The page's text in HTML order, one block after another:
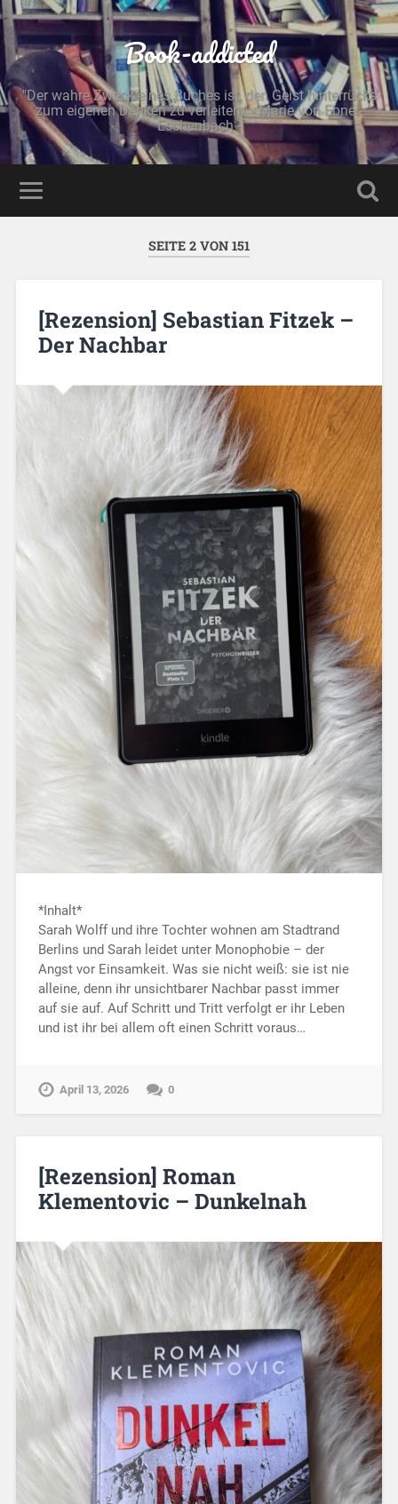
Book-addicted
"Der wahre Zweck eines Buches ist, den Geist hinterrücks
zum eigenen Denken zu verleiten." - Marie von Ebner-
Eschenbach -
SEITE 2 VON 151
[Rezension] Sebastian Fitzek –
Der Nachbar
*Inhalt*
Sarah Wolff und ihre Tochter wohnen am Stadtrand
Berlins und Sarah leidet unter Monophobie – der
Angst vor Einsamkeit. Was sie nicht weiß: sie ist nie
alleine, denn ihr unsichtbarer Nachbar passt immer
auf sie auf. Auf Schritt und Tritt verfolgt er ihr Leben
und ist ihr bei allem oft einen Schritt voraus…
April 13, 2026 0
[Rezension] Roman
Klementovic – Dunkelnah